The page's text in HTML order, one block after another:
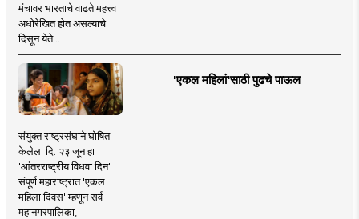
मंचावर भारताचे वाढते महत्त्व
अधोरेखित होत असल्याचे
दिसून येते...
'एकल महिलां'साठी पुढचे पाऊल
संयुक्त राष्ट्रसंघाने घोषित
केलेला दि. २३ जून हा
'आंतरराष्ट्रीय विधवा दिन'
संपूर्ण महाराष्ट्रात 'एकल
महिला दिवस' म्हणून सर्व
महानगरपालिका,